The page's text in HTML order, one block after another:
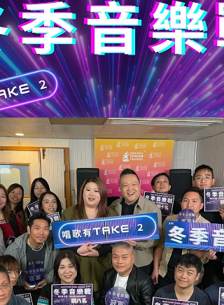
過) 亞軍：鄭翠嫻 (心痛) 季軍：顏沛鈺 (那些你很冒
險的夢) 英文歌曲組 冠軍：黃詩慧 (Natural Woman)
亞軍：鄭翠嫻 (In Love Again) 季軍：李宗匯
Dog) 勵志親情歌曲組 冠軍：萬皓榮 (一雙手) 亞軍
張心心 (幸運是我) 季軍：張詠詩 (犀利) 上世紀廣東
歌曲組 冠軍：姚志強 (離開以後) 亞軍：李自維 (偷
摸摸) 季軍：韋澤燧 (偏偏喜歡你) 本世紀廣東歌曲
冠軍：鄭翠嫻 (忘川) 亞軍：萬皓榮 (老派約會之必
季軍：姚志強 (命硬) 總決賽23強 (排名按